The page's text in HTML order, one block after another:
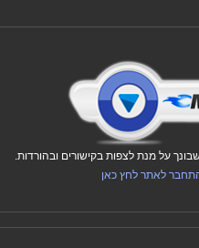
על מנת לצפות בקישורים ובהורדות.
לאתר לחץ כאן